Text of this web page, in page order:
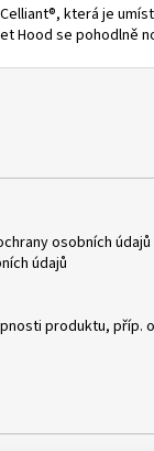
která je
Hood se pohodlně
osobních údajů
údajů
produktu,